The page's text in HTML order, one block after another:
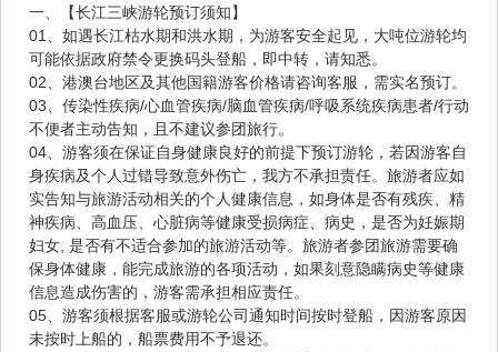
一、【长江三峡游轮预订须知】
01、如遇长江枯水期和洪水期，为游客安全起见，大吨位游轮均
可能依据政府禁令更换码头登船，即中转，请知悉。
02、港澳台地区及其他国籍游客价格请咨询客服，需实名预订。
03、传染性疾病/心血管疾病/脑血管疾病/呼吸系统疾病患者/行动
不便者主动告知，且不建议参团旅行。
04、游客须在保证自身健康良好的前提下预订游轮，若因游客自
身疾病及个人过错导致意外伤亡，我方不承担责任。旅游者应如
实告知与旅游活动相关的个人健康信息，如身体是否有残疾、精
神疾病、高血压、心脏病等健康受损病症、病史，是否为妊娠期
妇女, 是否有不适合参加的旅游活动等。旅游者参团旅游需要确
保身体健康，能完成旅游的各项活动，如果刻意隐瞒病史等健康
信息造成伤害的，游客需承担相应责任。
05、游客须根据客服或游轮公司通知时间按时登船，因游客原因
未按时上船的，船票费用不予退还。